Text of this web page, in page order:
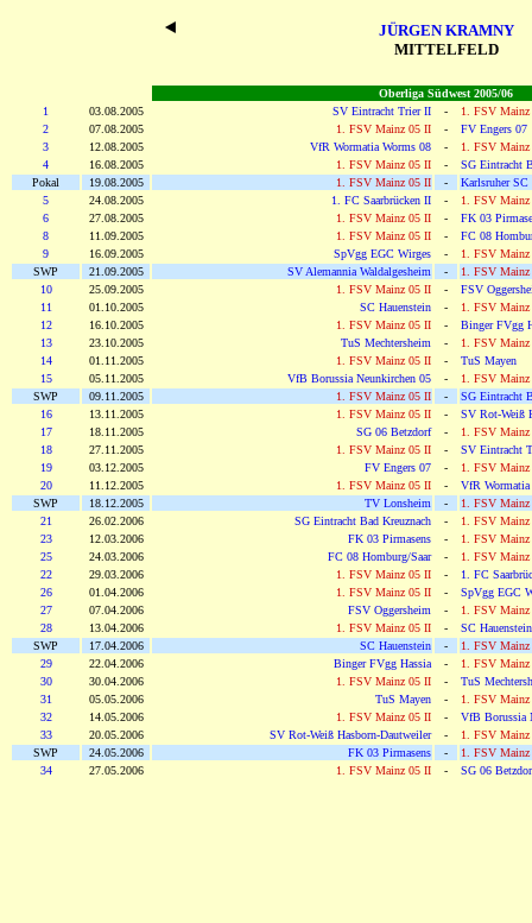
JÜRGEN KRAMNY
MITTELFELD
Oberliga Südwest 2005/06
1
03.08.2005 SV Eintracht Trier II -
1. FSV
2
07.08.2005 1. FSV Mainz 05 II -
FV Engers 07
3
12.08.2005 VfR Wormatia Worms 08 -
1. FSV
4
16.08.2005 1. FSV Mainz 05 II -
SG Eintracht
Pokal
19.08.2005 1. FSV Mainz 05 II -
Karlsruher SC
5
24.08.2005 1. FC Saarbrücken II -
1. FSV
6
27.08.2005 1. FSV Mainz 05 II -
FK 03
8
11.09.2005 1. FSV Mainz 05 II -
FC 08
9
16.09.2005 SpVgg EGC Wirges -
1. FSV
SWP
21.09.2005 SV Alemannia Waldalgesheim -
1. FSV
10
25.09.2005 1. FSV Mainz 05 II -
FSV
11
01.10.2005 SC Hauenstein -
1. FSV
12
16.10.2005 1. FSV Mainz 05 II -
Binger FVgg
13
23.10.2005 TuS Mechtersheim -
1. FSV
14
01.11.2005 1. FSV Mainz 05 II -
TuS Mayen
15
05.11.2005 VfB Borussia Neunkirchen 05 -
1. FSV
SWP
09.11.2005 1. FSV Mainz 05 II -
SG Eintracht
16
13.11.2005 1. FSV Mainz 05 II -
SV Rot-Weiß
17
18.11.2005 SG 06 Betzdorf -
1. FSV
18
27.11.2005 1. FSV Mainz 05 II -
SV Eintracht
19
03.12.2005 FV Engers 07 -
1. FSV
20
11.12.2005 1. FSV Mainz 05 II -
VfR Wormatia
SWP
18.12.2005 TV Lonsheim -
1. FSV
21
26.02.2006 SG Eintracht Bad Kreuznach -
1. FSV
23
12.03.2006 FK 03 Pirmasens -
1. FSV
25
24.03.2006 FC 08 Homburg/Saar -
1. FSV
22
29.03.2006 1. FSV Mainz 05 II -
1. FC
26
01.04.2006 1. FSV Mainz 05 II -
SpVgg EGC
27
07.04.2006 FSV Oggersheim -
1. FSV
28
13.04.2006 1. FSV Mainz 05 II -
SC Hauenstein
SWP
17.04.2006 SC Hauenstein -
1. FSV
29
22.04.2006 Binger FVgg Hassia -
1. FSV
30
30.04.2006 1. FSV Mainz 05 II -
TuS
31
05.05.2006 TuS Mayen -
1. FSV
32
14.05.2006 1. FSV Mainz 05 II -
VfB Borussia
33
20.05.2006 SV Rot-Weiß Hasborn-Dautweiler -
1. FSV
SWP
24.05.2006 FK 03 Pirmasens -
1. FSV
34
27.05.2006 1. FSV Mainz 05 II - SG 06